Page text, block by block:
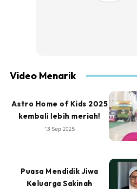
Video Menarik
Astro Home of Kids 2025
kembali lebih meriah!
13 Sep 2025
Puasa Mendidik Jiwa
Keluarga Sakinah